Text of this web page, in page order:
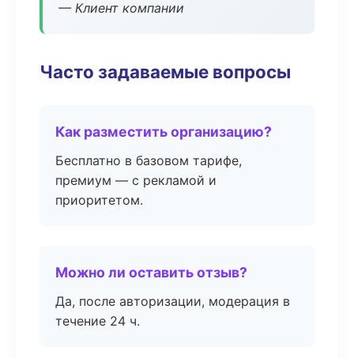
— Клиент компании
Часто задаваемые вопросы
Как разместить организацию?
Бесплатно в базовом тарифе,
премиум — с рекламой и
приоритетом.
Можно ли оставить отзыв?
Да, после авторизации, модерация в
течение 24 ч.